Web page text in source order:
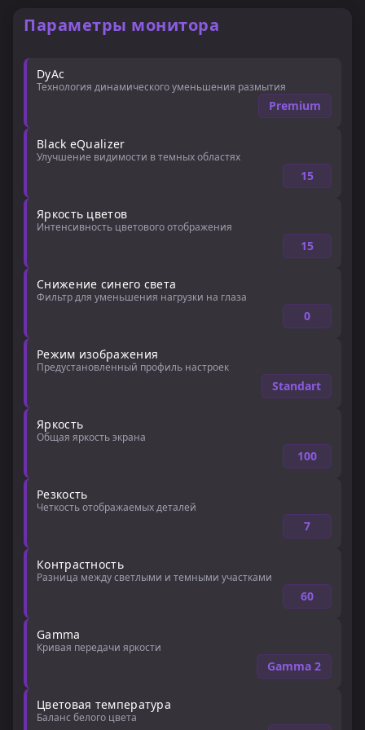
Максима Лукина, можно значительно сократить время на
стоит обратить внимание на его значения
чувствительности. Часто пользователи ищут настройки DPI и
чувствительности Киосуке, чтобы добиться такого же отклика
курсора в игре. Правильно выставленная чувствительность
соревновательной подготовки.
Параметры монитора
DyAc
Технология динамического уменьшения размытия
Premium
Black eQualizer
Улучшение видимости в темных областях
15
Яркость цветов
Интенсивность цветового отображения
15
Снижение синего света
Фильтр для уменьшения нагрузки на глаза
0
Режим изображения
Предустановленный профиль настроек
Standart
Яркость
Общая яркость экрана
100
Резкость
Четкость отображаемых деталей
7
Контрастность
Разница между светлыми и темными участками
60
Gamma
Кривая передачи яркости
Gamma 2
Цветовая температура
Баланс белого цвета